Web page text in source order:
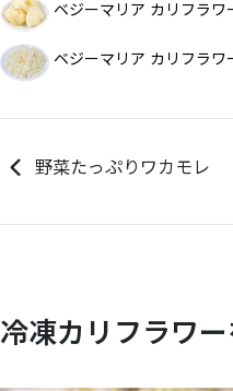
ベジーマリア カリフラワ
ベジーマリア カリフラワ
野菜たっぷりワカモレ
冷凍カリフラワ